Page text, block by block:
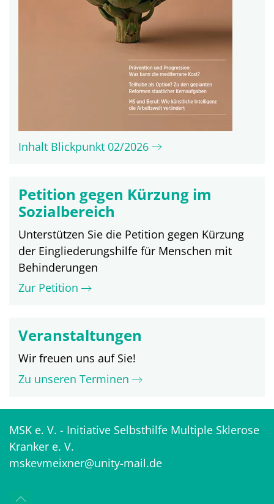
Inhalt Blickpunkt 02/2026
Petition gegen Kürzung im
Sozialbereich
Unterstützen Sie die Petition gegen Kürzung
der Eingliederungshilfe für Menschen mit
Behinderungen
Zur Petition
Veranstaltungen
Wir freuen uns auf Sie!
Zu unseren Terminen
MSK e. V. - Initiative Selbsthilfe Multiple Sklerose
Kranker e. V.
mskevmeixner@unity-mail.de